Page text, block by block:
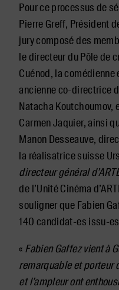
Pour ce processus de
Pierre Greff, Président
jury composé des
le directeur du Pôle de
Cuénod, la
ancienne co-directrice
Natacha
Carmen Jaquier, ainsi
Manon Desseauve,
la réalisatrice suisse
directeur général
de l’Unité Cinéma
souligner que Fabien
140 candidat-es issu-
« Fabien Gaffez vient à
remarquable et porteur
et l’ampleur ont